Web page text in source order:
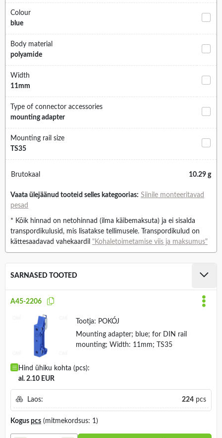
Colour
blue
Body material
polyamide
Width
11mm
Type of connector accessories
mounting adapter
Mounting rail size
TS35
Brutokaal 10.29 g
Vaata ülejäänud tooteid selles kategoorias: Siinile monteeritavad
pesad
* Kõik hinnad on netohinnad (ilma käibemaksuta) ja ei sisalda
transpordikulusid, mis lisatakse tellimusele. Transpordikulud on
kättesaadavad vahekaardil "Kohaletoimetamise viis ja maksumus"
SARNASED TOOTED
A45-2206
Tootja: POKÓJ
Mounting adapter; blue; for DIN rail
mounting; Width: 11mm; TS35
Hind ühiku kohta (pcs):
al. 2.10 EUR
Laos: 224 pcs
Kogus pcs (mitmekordsus: 1)